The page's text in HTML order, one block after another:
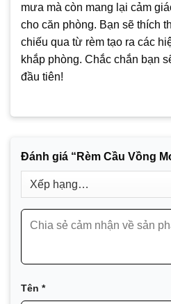
mưa mà còn mang lại cảm
cho căn phòng. Bạn sẽ thích
chiếu qua từ rèm tạo ra các
khắp phòng. Chắc chắn bạn
đầu tiên!
Đánh giá “Rèm Cầu Vồng
Tên *